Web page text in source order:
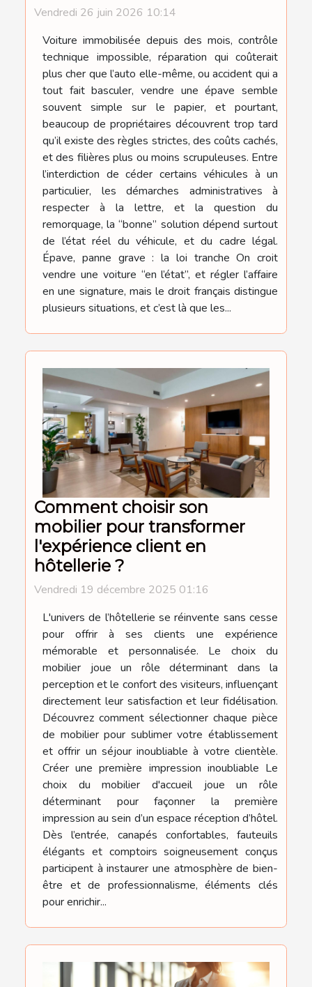
Vendredi 26 juin 2026 10:14
Voiture immobilisée depuis des mois, contrôle
technique impossible, réparation qui coûterait
plus cher que l’auto elle-même, ou accident qui a
tout fait basculer, vendre une épave semble
souvent simple sur le papier, et pourtant,
beaucoup de propriétaires découvrent trop tard
qu’il existe des règles strictes, des coûts cachés,
et des filières plus ou moins scrupuleuses. Entre
l’interdiction de céder certains véhicules à un
particulier, les démarches administratives à
respecter à la lettre, et la question du
remorquage, la “bonne” solution dépend surtout
de l’état réel du véhicule, et du cadre légal.
Épave, panne grave : la loi tranche On croit
vendre une voiture “en l’état”, et régler l’affaire
en une signature, mais le droit français distingue
plusieurs situations, et c’est là que les...
Comment choisir son
mobilier pour transformer
l'expérience client en
hôtellerie ?
Vendredi 19 décembre 2025 01:16
L'univers de l’hôtellerie se réinvente sans cesse
pour offrir à ses clients une expérience
mémorable et personnalisée. Le choix du
mobilier joue un rôle déterminant dans la
perception et le confort des visiteurs, influençant
directement leur satisfaction et leur fidélisation.
Découvrez comment sélectionner chaque pièce
de mobilier pour sublimer votre établissement
et offrir un séjour inoubliable à votre clientèle.
Créer une première impression inoubliable Le
choix du mobilier d'accueil joue un rôle
déterminant pour façonner la première
impression au sein d’un espace réception d’hôtel.
Dès l’entrée, canapés confortables, fauteuils
élégants et comptoirs soigneusement conçus
participent à instaurer une atmosphère de bien-
être et de professionnalisme, éléments clés
pour enrichir...